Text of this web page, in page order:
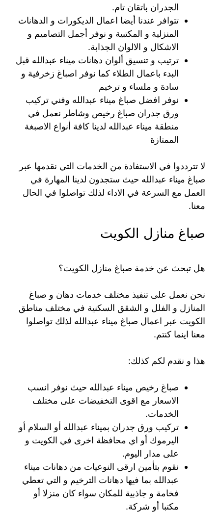
الجدران باتقان تام.
تتوافر عندنا أيضا اعمال الديكورات و الدهانات
المنزلية و المكتبية و نوفر أجمل التصاميم و
الاشكال و الالوان الجذابة.
ترتيب و تنسيق ألوان دهانات ميناء عبدالله قبل
البدء باعمال الطلاء كما نوفر اصباغ زخرفية و
سادة و ملساء و ترخيم
نوفر افضل صباغ ميناء عبدالله وفني تركيب
ورق جدران صباغ رخيص وشاطر نعمل في
منطقة ميناء عبدالله لدينا كافة أنواع الاصبغة
الممتازة
لا تترددوا في الاستفادة من الخدمات التي نقدمها عبر
صباغ ميناء عبدالله حيث ستجدون لدينا المهارة في
العمل مع السرعة في الاداء لذلك تواصلوا في الحال
معنا.
صباغ منازل الكويت
هل تبحث عن خدمة صباغ منازل الكويت؟
نحن نعمل على تنفيذ مختلف خدمات دهان و صباغ
المنازل و الفلل و الشقق السكنية في مختلف مناطق
الكويت عبر اعمال صباغ ميناء عبدالله لذلك تواصلوا
معنا اينما كنتم.
هذا و نقدم لكم كذلك:
صباغ رخيص ميناء عبدالله حيث نوفر انسب
الاسعار مع اقوى التخفيضات على مختلف
الخدمات.
تركيب ورق جدران بميناء عبدالله أو السلام أو
اليرموك أو اي محافظة اخرى في الكويت و
على مدار اليوم.
نقوم بتأمين ارقى النوعيات من دهانات ميناء
عبدالله بما فيها دهانات الترخيم و التي تعطي
فخامة و جاذبية للمكان سواء كان منزلا أو
مكتبا أو شركة.